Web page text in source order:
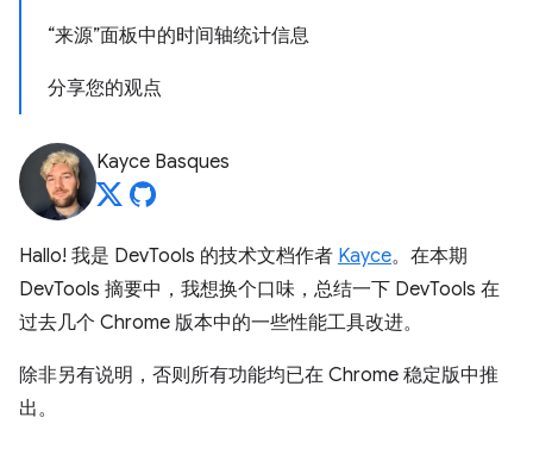
“来源”面板中的时间轴统计信息
分享您的观点
Kayce Basques
Hallo! 我是 DevTools 的技术文档作者 Kayce。在本期
DevTools 摘要中，我想换个口味，总结一下 DevTools 在
过去几个 Chrome 版本中的一些性能工具改进。
除非另有说明，否则所有功能均已在 Chrome 稳定版中推
出。